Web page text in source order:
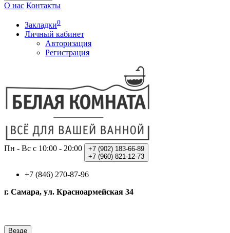
О нас Контакты
Закладки0
Личный кабинет
Авторизация
Регистрация
Пн - Вс с 10:00 - 20:00 +7 (902) 183-66-89
+7 (960) 821-12-73
+7 (846) 270-87-96
г. Самара, ул. Красноармейская 34
Везде